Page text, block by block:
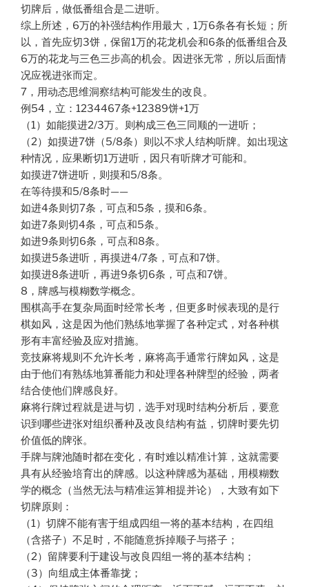
切牌后，做低番组合是二进听。
综上所述，6万的补强结构作用最大，1万6条各有长短；所
以，首先应切3饼，保留1万的花龙机会和6条的低番组合及
6万的花龙与三色三步高的机会。因进张无常，所以后面情
况应视进张而定。
7，用动态思维洞察结构可能发生的改良。
例54，立：1234467条+12389饼+1万
（1）如能摸进2/3万。则构成三色三同顺的一进听；
（2）如摸进7饼（5/8条）则以不求人结构听牌。如出现这
种情况，应果断切1万进听，因只有听牌才可能和。
如摸进7饼进听，则摸和5/8条。
在等待摸和5/8条时——
如进4条则切7条，可点和5条，摸和6条。
如进7条则切4条，可点和5条。
如进9条则切6条，可点和8条。
如摸进5条进听，再摸进4/7条，可点和7饼。
如摸进8条进听，再进9条切6条，可点和7饼。
8，牌感与模糊数学概念。
围棋高手在复杂局面时经常长考，但更多时候表现的是行
棋如风，这是因为他们熟练地掌握了各种定式，对各种棋
形有丰富经验及应对措施。
竞技麻将规则不允许长考，麻将高手通常行牌如风，这是
由于他们有熟练地算番能力和处理各种牌型的经验，两者
结合使他们牌感良好。
麻将行牌过程就是进与切，选手对现时结构分析后，要意
识到哪些进张对组织番种及改良结构有益，切牌时要先切
价值低的牌张。
手牌与牌池随时都在变化，有时难以精准计算，这就需要
具有从经验培育出的牌感。以这种牌感为基础，用模糊数
学的概念（当然无法与精准运算相提并论），大致有如下
切牌原则：
（1）切牌不能有害于组成四组一将的基本结构，在四组
（含搭子）不足时，不能随意拆掉顺子与搭子；
（2）留牌要利于建设与改良四组一将的基本结构；
（3）向组成主体番靠拢；